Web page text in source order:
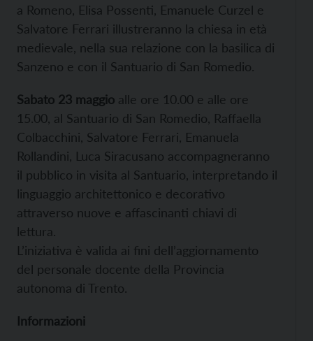
a Romeno, Elisa Possenti, Emanuele Curzel e
Salvatore Ferrari illustreranno la chiesa in età
medievale, nella sua relazione con la basilica di
Sanzeno e con il Santuario di San Romedio.
Sabato 23 maggio alle ore 10.00 e alle ore
15.00, al Santuario di San Romedio, Raffaella
Colbacchini, Salvatore Ferrari, Emanuela
Rollandini, Luca Siracusano accompagneranno
il pubblico in visita al Santuario, interpretando il
linguaggio architettonico e decorativo
attraverso nuove e affascinanti chiavi di
lettura.
L’iniziativa è valida ai fini dell’aggiornamento
del personale docente della Provincia
autonoma di Trento.
Informazioni